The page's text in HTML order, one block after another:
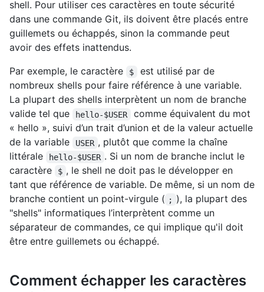
shell. Pour utiliser ces caractères en toute sécurité
dans une commande Git, ils doivent être placés entre
guillemets ou échappés, sinon la commande peut
avoir des effets inattendus.
Par exemple, le caractère
$
est utilisé par de
nombreux shells pour faire référence à une variable.
La plupart des shells interprètent un nom de branche
valide tel que
hello-$USER
comme équivalent du mot
« hello », suivi d’un trait d’union et de la valeur actuelle
de la variable
USER , plutôt que comme la chaîne
littérale
hello-$USER . Si un nom de branche inclut le
caractère
$ , le shell ne doit pas le développer en
tant que référence de variable. De même, si un nom de
branche contient un point-virgule ( ; ), la plupart des
"shells" informatiques l’interprètent comme un
séparateur de commandes, ce qui implique qu'il doit
être entre guillemets ou échappé.
Comment échapper les caractères